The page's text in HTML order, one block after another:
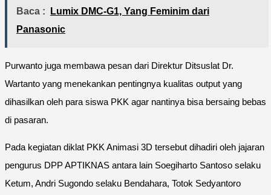
Baca :
Lumix DMC-G1, Yang Feminim dari
Panasonic
Purwanto juga membawa pesan dari Direktur Ditsuslat Dr.
Wartanto yang menekankan pentingnya kualitas output yang
dihasilkan oleh para siswa PKK agar nantinya bisa bersaing bebas
di pasaran.
Pada kegiatan diklat PKK Animasi 3D tersebut dihadiri oleh jajaran
pengurus DPP APTIKNAS antara lain Soegiharto Santoso selaku
Ketum, Andri Sugondo selaku Bendahara, Totok Sedyantoro